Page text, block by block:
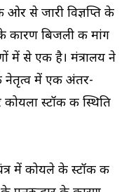
ओर से जारी विज्ञप्ति के
कारण बिजली की मांग
में से एक है। मंत्रालय ने
नेतृत्व में एक अंतर-
स्टॉक की स्थिति
में कोयले के स्टॉक की